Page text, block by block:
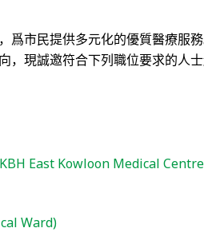
爲市民提供多元化的優質醫療服務
，現誠邀符合下列職位要求的人士
East Kowloon Medical
Ward)